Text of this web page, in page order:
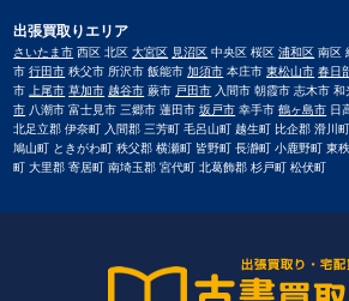
出張買取りエリア
さいたま市 西区 北区大宮区 見沼区 中央区 桜区浦和区 南区
市行田市 秩父市 所沢市 飯能市加須市 本庄市東松山市 春日
市 上尾市 草加市 越谷市 蕨市 戸田市 入間市 朝霞市 志木市
市 八潮市 富士見市 三郷市 蓮田市坂戸市 幸手市鶴ヶ島市 日
北足立郡 伊奈町 入間郡 三芳町 毛呂山町 越生町 比企郡 滑川
鳩山町 ときがわ町 秩父郡 横瀬町 皆野町 長瀞町 小鹿野町 東
町 大里郡 寄居町 南埼玉郡 宮代町 北葛飾郡 杉戸町 松伏町